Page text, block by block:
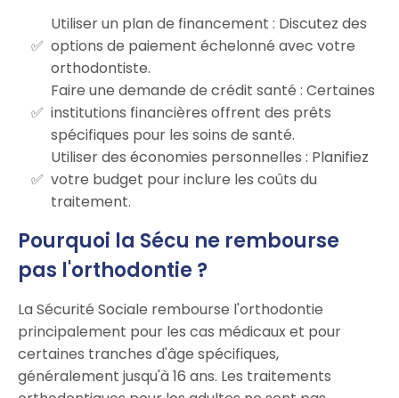
Utiliser un plan de financement : Discutez des
options de paiement échelonné avec votre
orthodontiste.
Faire une demande de crédit santé : Certaines
institutions financières offrent des prêts
spécifiques pour les soins de santé.
Utiliser des économies personnelles : Planifiez
votre budget pour inclure les coûts du
traitement.
Pourquoi la Sécu ne rembourse
pas l'orthodontie ?
La Sécurité Sociale rembourse l'orthodontie
principalement pour les cas médicaux et pour
certaines tranches d'âge spécifiques,
généralement jusqu'à 16 ans. Les traitements